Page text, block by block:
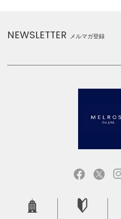
NEWSLETTER メルマガ登録